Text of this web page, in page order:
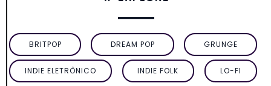
BRITPOP DREAM POP GRUNGE
INDIE ELETRÔNICO INDIE FOLK LO-FI